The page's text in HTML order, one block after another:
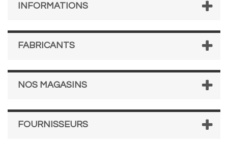
INFORMATIONS
FABRICANTS
NOS MAGASINS
FOURNISSEURS